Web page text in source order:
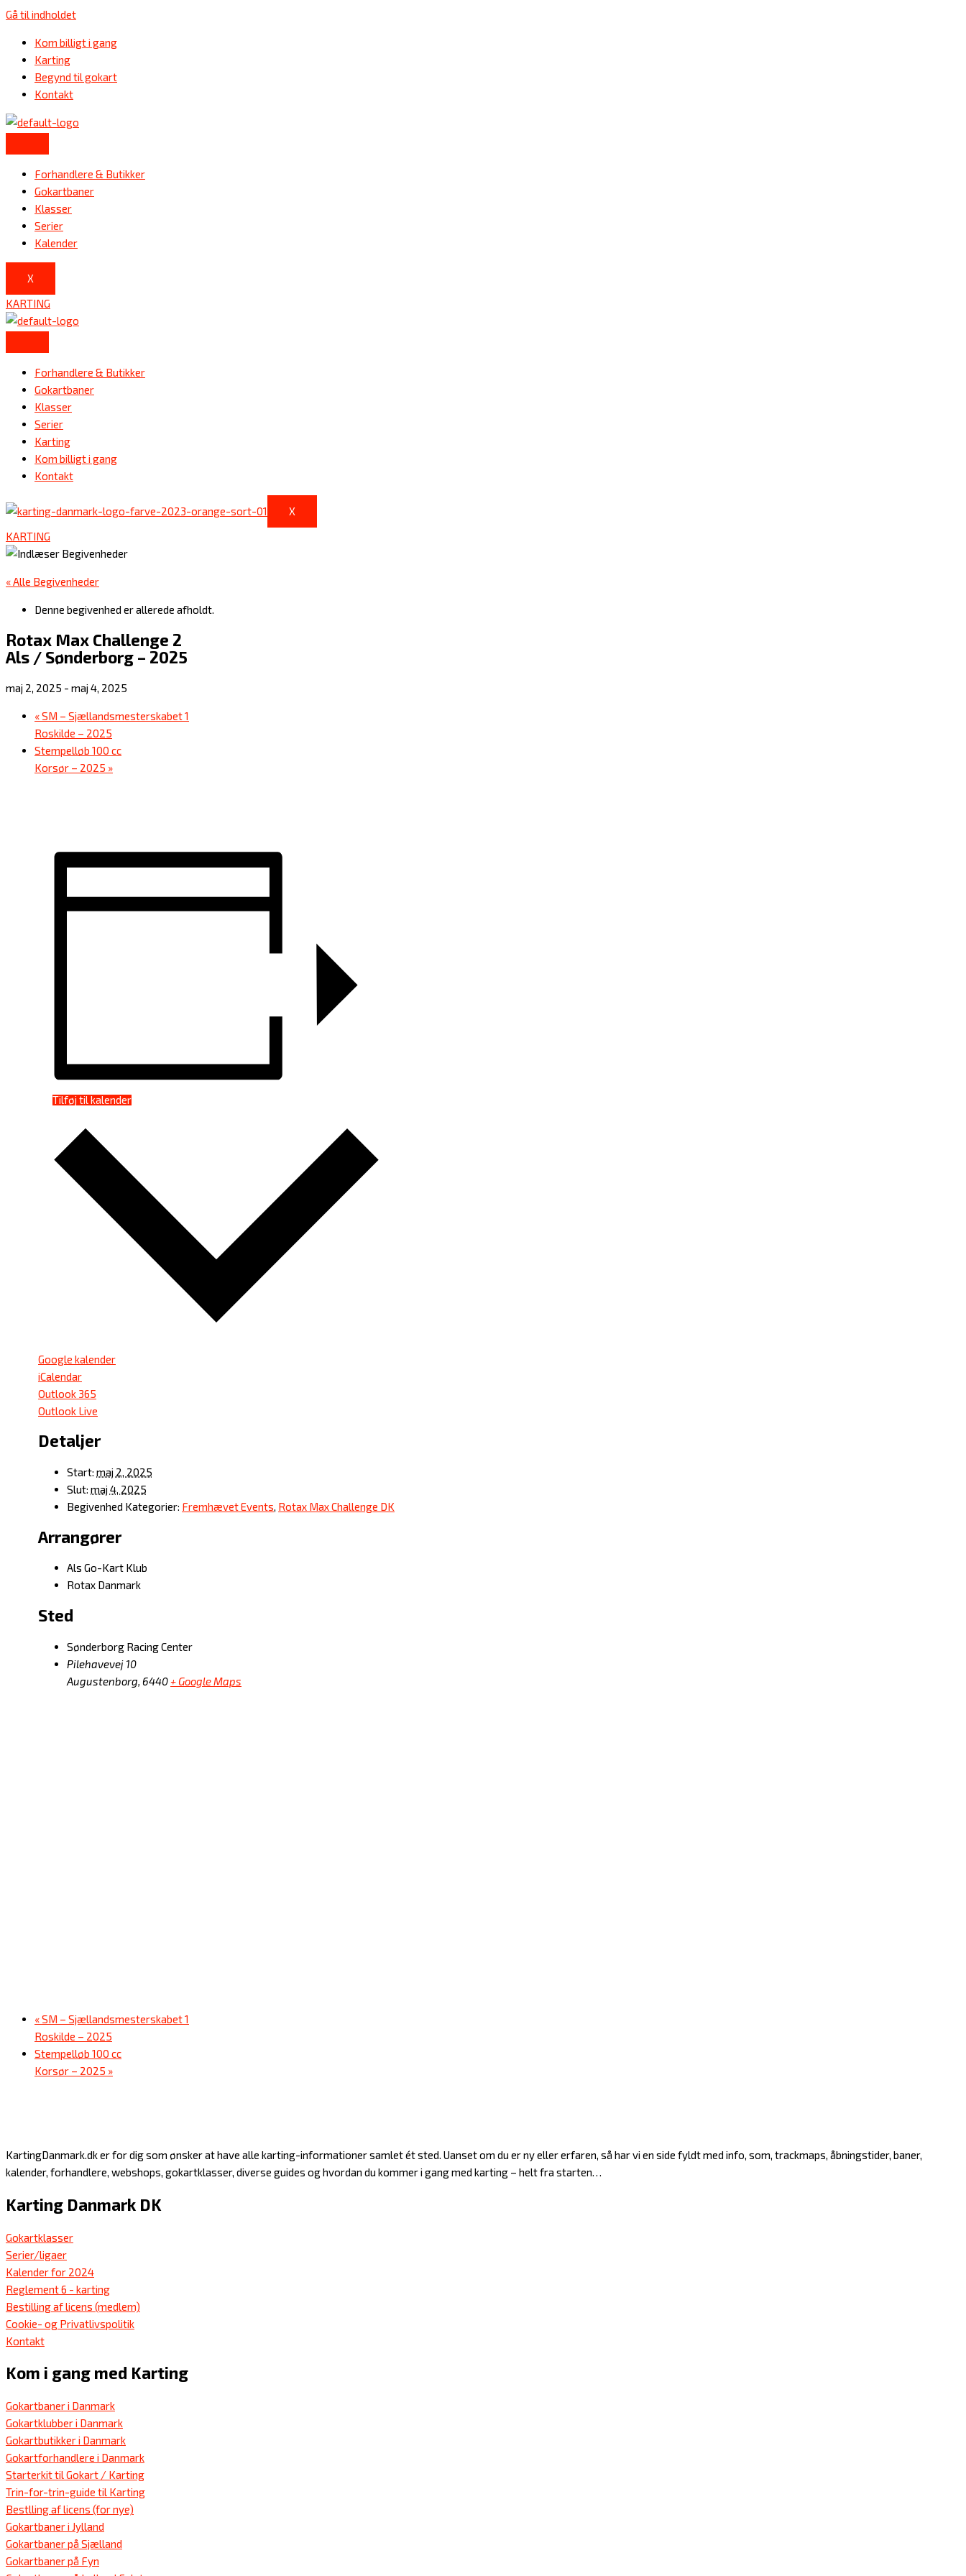
Gå til indholdet
Kom billigt i gang
Karting
Begynd til gokart
Kontakt
Forhandlere & Butikker
Gokartbaner
Klasser
Serier
Kalender
X
KARTING
Forhandlere & Butikker
Gokartbaner
Klasser
Serier
Karting
Kom billigt i gang
Kontakt
X
KARTING
« Alle Begivenheder
Denne begivenhed er allerede afholdt.
Rotax Max Challenge 2
Als / Sønderborg – 2025
maj 2, 2025 - maj 4, 2025
«SM – Sjællandsmesterskabet 1
Roskilde – 2025
Stempelløb 100 cc
Korsør – 2025 »
Tilføj til kalender
Google kalender
iCalendar
Outlook 365
Outlook Live
Detaljer
Start: maj 2, 2025
Slut: maj 4, 2025
Begivenhed Kategorier: Fremhævet Events, Rotax Max Challenge DK
Arrangører
Als Go-Kart Klub
Rotax Danmark
Sted
Sønderborg Racing Center
Pilehavevej 10
Augustenborg 6440+ Google Maps
«SM – Sjællandsmesterskabet 1
Roskilde – 2025
Stempelløb 100 cc
Korsør – 2025 »
KartingDanmark.dk er for dig som ønsker at have alle karting-informationer samlet ét sted. Uanset om du er ny eller erfaren, så har vi en side fyldt med info, som, trackmaps, åbningstider, baner,
kalender, forhandlere, webshops, gokartklasser, diverse guides og hvordan du kommer i gang med karting – helt fra starten…
Karting Danmark DK
Gokartklasser
Serier/ligaer
Kalender for 2024
Reglement 6 - karting
Bestilling af licens (medlem)
Cookie- og Privatlivspolitik
Kontakt
Kom i gang med Karting
Gokartbaner i Danmark
Gokartklubber i Danmark
Gokartbutikker i Danmark
Gokartforhandlere i Danmark
Starterkit til Gokart / Karting
Trin-for-trin-guide til Karting
Bestlling af licens (for nye)
Gokartbaner i Jylland
Gokartbaner på Sjælland
Gokartbaner på Fyn